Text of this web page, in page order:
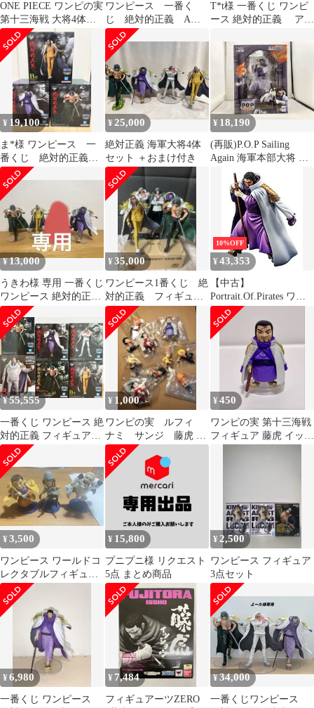
ONE PIECE ワンピの実
第十三海戦 大将4体セ
ット
ワンピース 一番く
じ 絶対的正義 A
賞 B賞 C賞 ラスト
ワン賞 4体セット
T*t様 一番くじ ワンピ
ース 絶対的正義 アラ
イッショ
¥ 19,100
ま*︎様 ワンピース 一
番くじ 絶対的正義
B賞 C賞 D賞 フィ
ギュア
¥25,000
絶対正義 海軍大将4体
セット ＋おまけ付き
¥ 18,190
(再販)P.O.P Sailing
Again 海軍本部大将 藤
虎【イッショウ】 ワン
ピｰス/P.O.Pシリｰズ
¥13,000
うきわ様 専用 一番くじ
ワンピース 絶対的正義
B C D
¥35,000
ワンピース1番くじ 絶
対的正義 フィギュア
セット
10%OFF
¥43,353
【中古】
Portrait.Of.Pirates ワン
ピース”Sailing Again”
海軍本部大将 藤虎 （イ
ッショウ） (アンコー
ル再販) 1/8スケール
PVC製 塗装済み完成品
¥55,555
一番くじ ワンピース 絶
対的正義 フィギュア＆
伝説の英雄 B賞 ガープ
¥ 1,000
ワンピの実 ルフィ
ナミ サンジ 藤虎 戦
桃丸 ウープ・スラッ
プ まとめ売り
¥450
ワンピの実 第十三海戦
フィギュア 藤虎 イッシ
¥3,500
ワンピース ワールドコ
レクタブルフィギュア
3体セット
¥ 15,800
プニプニ様 リクエスト
5点 まとめ商品
¥ 2,500
ワンピース フィギュア
3点セット
¥6,980
一番くじ ワンピース
¥ 7,484
フィギュアーツZERO
¥34,000
一番くじワンピース